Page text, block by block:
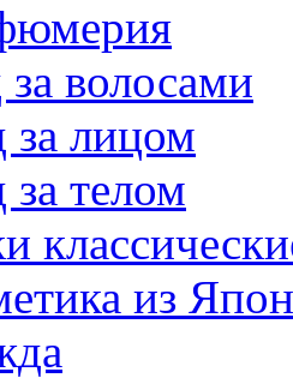
за волосами
за лицом
за телом
из